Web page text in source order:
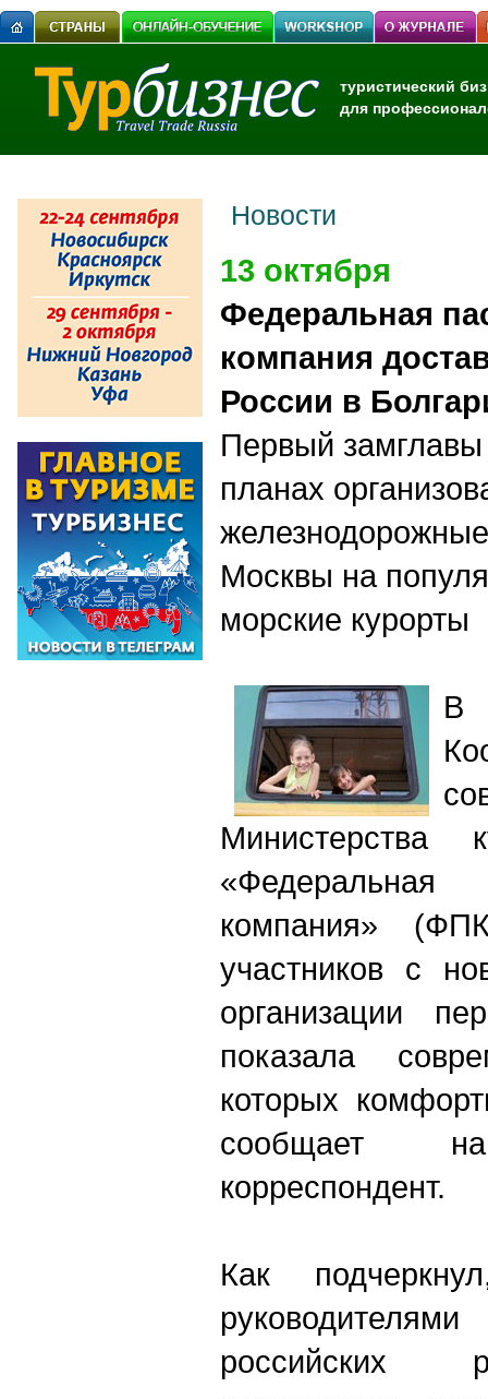
туристический
для
Новости
13 октября
Федеральная
компания
России в
Первый
планах
Москвы на
морские курорты
В
компания»
участников с
организации
показала
которых
сообщает
корреспондент.
Как
российских